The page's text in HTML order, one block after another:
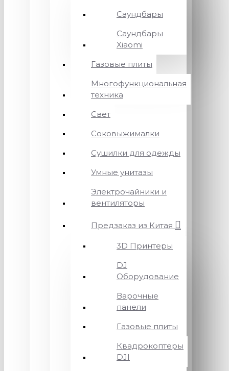
Саундбары
Саундбары
Xiaomi
Газовые плиты
Многофункциональная
техника
Свет
Соковыжималки
Сушилки для одежды
Умные унитазы
Электрочайники и
вентиляторы
Предзаказ из Китая
3D Принтеры
DJ
Оборудование
Варочные
панели
Газовые плиты
Квадрокоптеры
DJI